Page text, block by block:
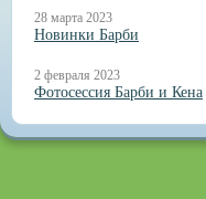
28 марта 2023
Новинки Барби
2 февраля 2023
Фотосессия Барби и Кена